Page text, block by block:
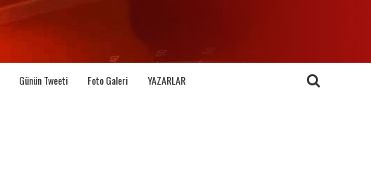
Günün Tweeti Foto Galeri YAZARLAR